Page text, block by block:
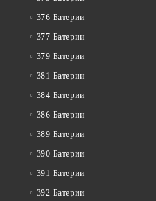
376 Батерии
377 Батерии
379 Батерии
381 Батерии
384 Батерии
386 Батерии
389 Батерии
390 Батерии
391 Батерии
392 Батерии